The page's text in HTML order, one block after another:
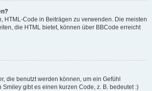
HTML-Code in Beiträgen zu verwenden. Die meisten
die HTML bietet, können über BBCode erreicht
die benutzt werden können, um ein Gefühl
gibt es einen kurzen Code, z. B. bedeutet :)